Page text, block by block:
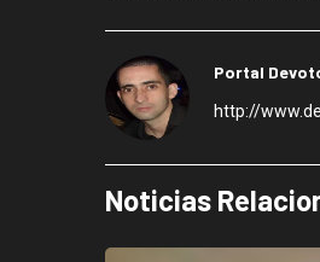
Portal
http://
Noticias